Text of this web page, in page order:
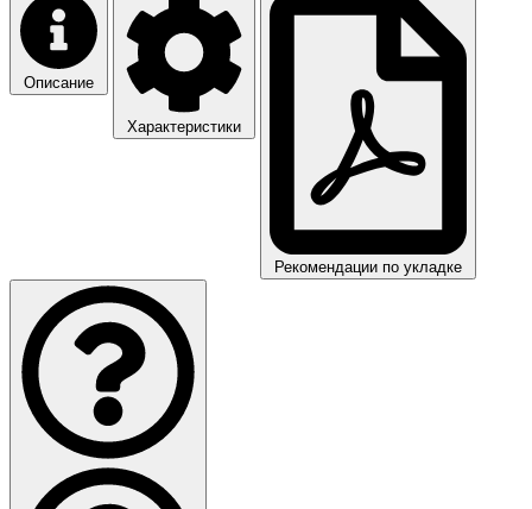
Описание
Характеристики
Рекомендации по укладке